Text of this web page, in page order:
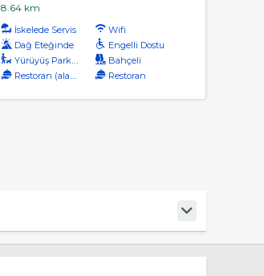
8.64 km
İskelede Servis
Wifi
Dağ Eteğinde
Engelli Dostu
Yürüyüş Parkuru
Bahçeli
Restoran (alakart)
Restoran